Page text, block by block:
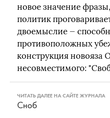
новое значение
политик
двоемыслие —
противоположных
конструкция новояза
несовместимого:
ЧИТАТЬ ДАЛЕЕ НА САЙТЕ ЖУРНАЛА
Сноб